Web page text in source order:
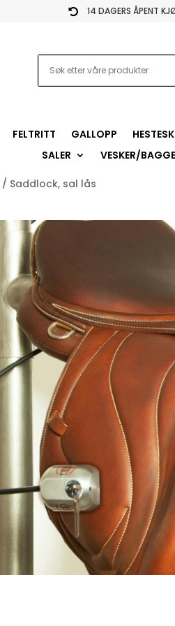
 14 DAGERS ÅPENT
FELTRITT GALLOPP
SALER
VESKER/
/ Saddlock, sal lås